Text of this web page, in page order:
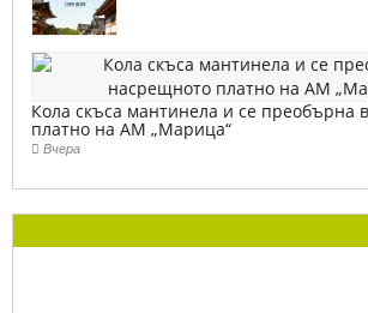
Кола скъса мантинела и се преобърна
платно на АМ „Марица“
Вчера